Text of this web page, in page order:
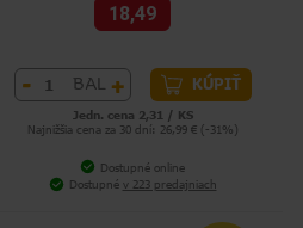
18,49
- BAL + KÚPIŤ
Jedn. cena 2,31 / KS
Najnižšia cena za 30 dní: 26,99 € (-31%)
Dostupné online
Dostupné v 223 predajniach